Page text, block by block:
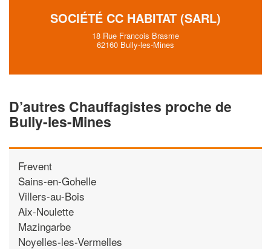
SOCIÉTÉ CC HABITAT (SARL)
18 Rue Francois Brasme
62160 Bully-les-Mines
D’autres Chauffagistes proche de
Bully-les-Mines
Frevent
Sains-en-Gohelle
Villers-au-Bois
Aix-Noulette
Mazingarbe
Noyelles-les-Vermelles